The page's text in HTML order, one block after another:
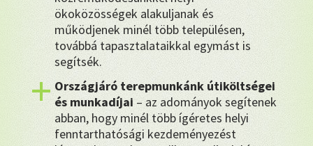
ökoközösségek alakuljanak és
működjenek minél több településen,
továbbá tapasztalataikkal egymást is
segítsék.
Országjáró terepmunkánk útiköltségei
és munkadíjai– az adományok segítenek
abban, hogy minél több ígéretes helyi
fenntarthatósági kezdeményezést